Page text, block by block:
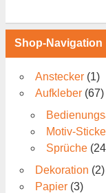
Shop-Navigation
Anstecker (1)
Aufkleber (67)
Motiv-
Sprüche
Dekoration (2)
Papier (3)